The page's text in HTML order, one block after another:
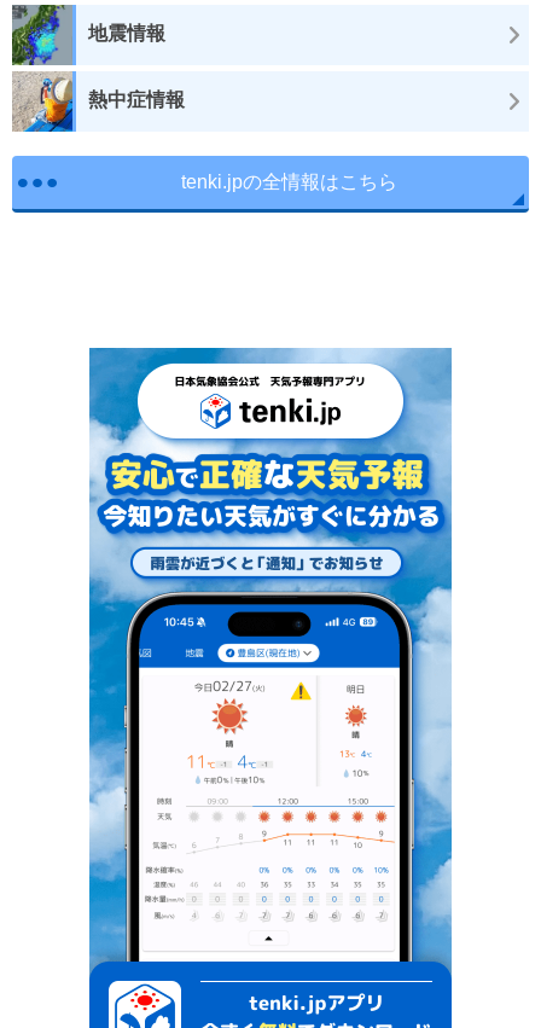
地震情報
熱中症情報
tenki.jpの全情報はこちら